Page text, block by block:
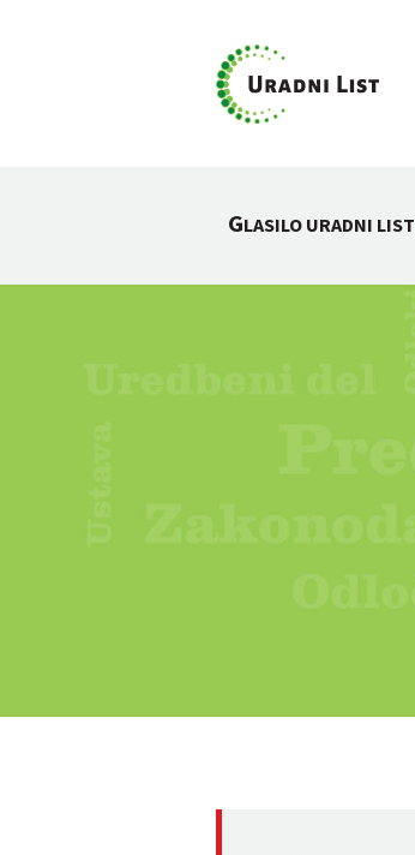
GLASILO URADNI